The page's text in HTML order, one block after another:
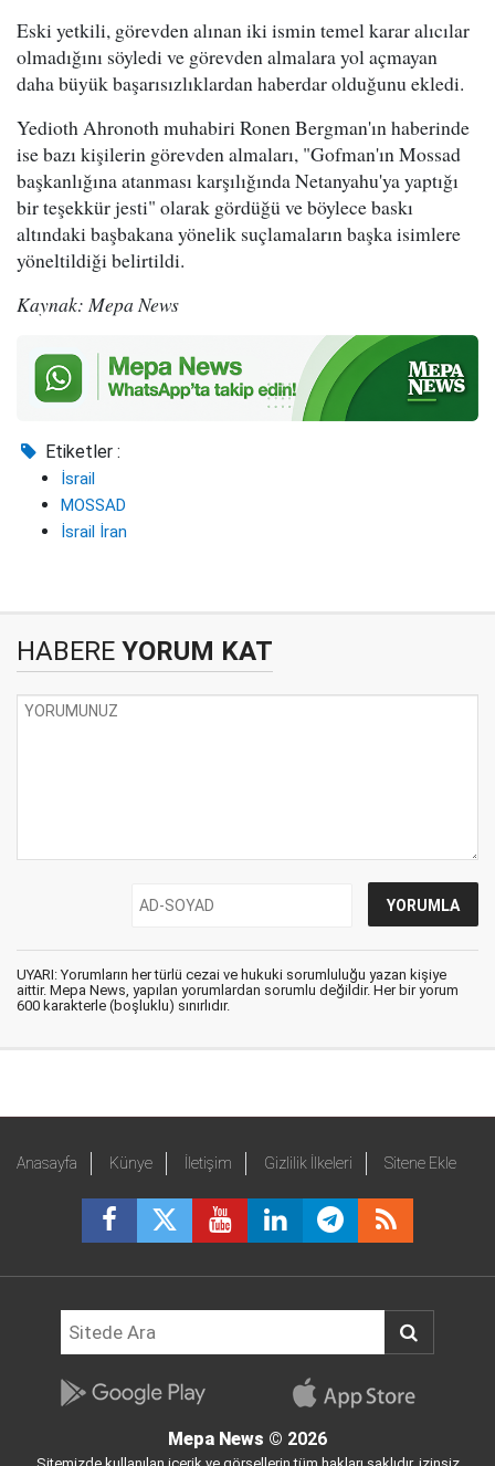
Eski yetkili, görevden alınan iki ismin temel karar alıcılar
olmadığını söyledi ve görevden almalara yol açmayan
daha büyük başarısızlıklardan haberdar olduğunu ekledi.
Yedioth Ahronoth muhabiri Ronen Bergman'ın haberinde
ise bazı kişilerin görevden almaları, "Gofman'ın Mossad
başkanlığına atanması karşılığında Netanyahu'ya yaptığı
bir teşekkür jesti" olarak gördüğü ve böylece baskı
altındaki başbakana yönelik suçlamaların başka isimlere
yöneltildiği belirtildi.
Kaynak: Mepa News
Etiketler :
İsrail
MOSSAD
İsrail İran
HABERE YORUM KAT
UYARI: Yorumların her türlü cezai ve hukuki sorumluluğu yazan kişiye
aittir. Mepa News, yapılan yorumlardan sorumlu değildir. Her bir yorum
600 karakterle (boşluklu) sınırlıdır.
Anasayfa Künye İletişim Gizlilik İlkeleri Sitene Ekle
Mepa News © 2026